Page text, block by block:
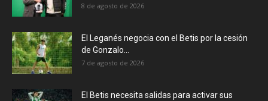
8 de agosto de 2026
El Leganés negocia con el Betis por la cesión
de Gonzalo...
7 de agosto de 2026
El Betis necesita salidas para activar sus